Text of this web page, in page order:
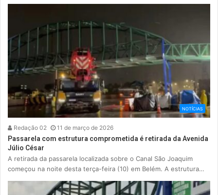
NOTÍCIAS
Redação 02 11 de março de 2026
Passarela com estrutura comprometida é retirada da Avenida
Júlio César
A retirada da passarela localizada sobre o Canal São Joaquim
começou na noite desta terça-feira (10) em Belém. A estrutura…